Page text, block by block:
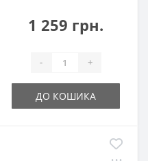
1 259 грн.
- +
ДО КОШИКА